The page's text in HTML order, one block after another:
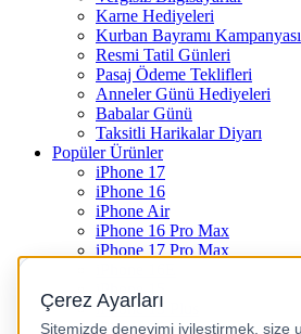
Karne Hediyeleri
Kurban Bayramı Kampanyası
Resmi Tatil Günleri
Pasaj Ödeme Teklifleri
Anneler Günü Hediyeleri
Babalar Günü
Taksitli Harikalar Diyarı
Popüler Ürünler
iPhone 17
iPhone 16
iPhone Air
iPhone 16 Pro Max
iPhone 17 Pro Max
iPhone 15
iPhone 15 Plus
iPhone 15 Pro